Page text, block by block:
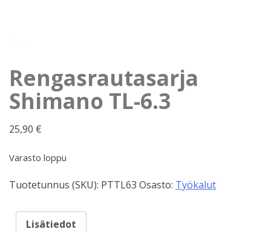
Rengasrautasarja
Shimano TL-6.3
25,90 €
Varasto loppu
Tuotetunnus (SKU): PTTL63 Osasto: Työkalut
Lisätiedot